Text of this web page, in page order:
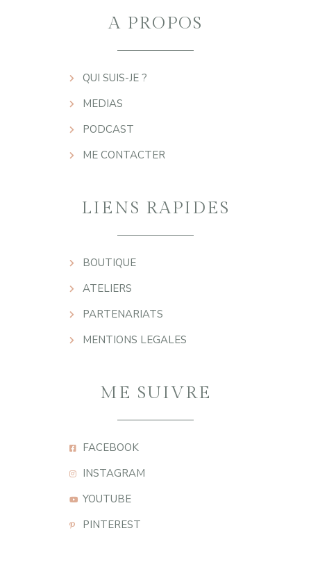
A PROPOS
QUI SUIS-JE ?
MEDIAS
PODCAST
ME CONTACTER
LIENS RAPIDES
BOUTIQUE
ATELIERS
PARTENARIATS
MENTIONS LEGALES
ME SUIVRE
FACEBOOK
INSTAGRAM
YOUTUBE
PINTEREST